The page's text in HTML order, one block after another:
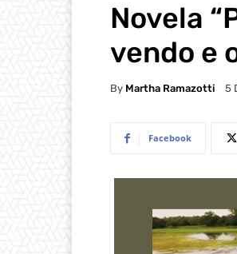
Novela
vendo e
By Martha Ramazotti 5
Facebook